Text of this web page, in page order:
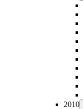
2010